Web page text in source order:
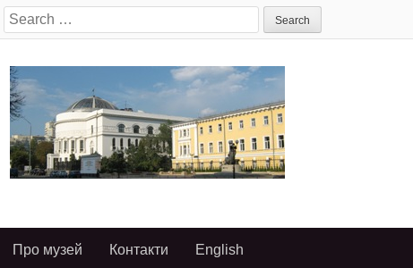
Search
for:
Про музей Контакти English